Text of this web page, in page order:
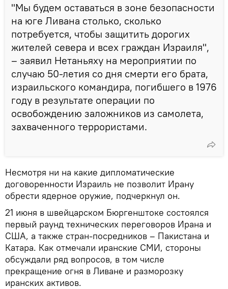
"Мы будем оставаться в зоне безопасности
на юге Ливана столько, сколько
потребуется, чтобы защитить дорогих
жителей севера и всех граждан Израиля",
– заявил Нетаньяху на мероприятии по
случаю 50-летия со дня смерти его брата,
израильского командира, погибшего в 1976
году в результате операции по
освобождению заложников из самолета,
захваченного террористами.
Несмотря ни на какие дипломатические
договоренности Израиль не позволит Ирану
обрести ядерное оружие, подчеркнул он.
21 июня в швейцарском Бюргенштоке состоялся
первый раунд технических переговоров Ирана и
США, а также стран-посредников – Пакистана и
Катара. Как отмечали иранские СМИ, стороны
обсуждали ряд вопросов, в том числе
прекращение огня в Ливане и разморозку
иранских активов.